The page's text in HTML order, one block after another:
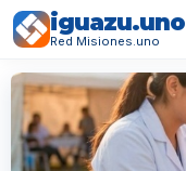
iguazu.uno
Red Misiones.uno